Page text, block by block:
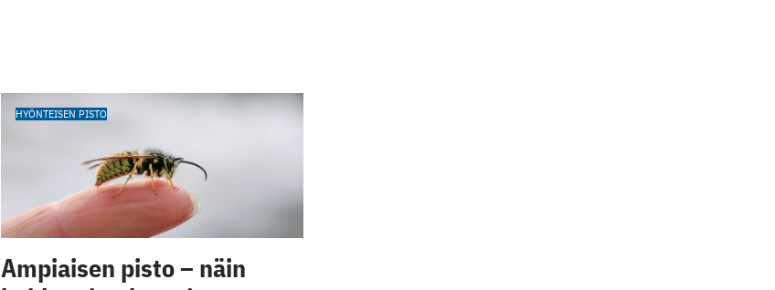
HYÖNTEISEN PISTO
Ampiaisen pisto – näin